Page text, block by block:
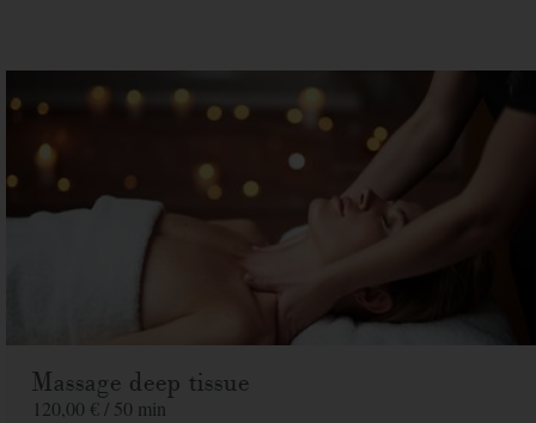
Adresse de facturation
*
Massage deep tissue
120,00 € / 50 min